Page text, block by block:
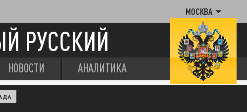
МОСКВА
РУССКИЙ
НОВОСТИ АНАЛИТИКА